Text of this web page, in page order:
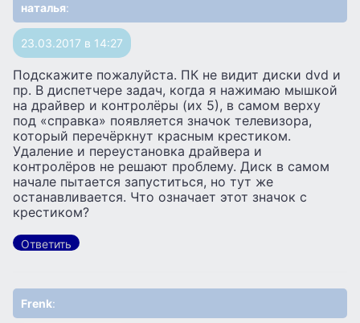
наталья:
23.03.2017 в 14:27
Подскажите пожалуйста. ПК не видит диски dvd и
пр. В диспетчере задач, когда я нажимаю мышкой
на драйвер и контролёры (их 5), в самом верху
под «справка» появляется значок телевизора,
который перечёркнут красным крестиком.
Удаление и переустановка драйвера и
контролёров не решают проблему. Диск в самом
начале пытается запуститься, но тут же
останавливается. Что означает этот значок с
крестиком?
Ответить
Frenk: